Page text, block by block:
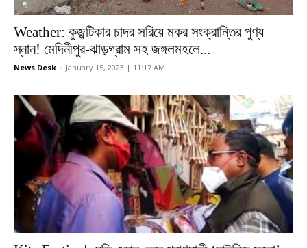
Weather: কুজ্ঝটিকার চাদর সরিয়ে মকর সংক্রান্তির পুণ্য
স্নান! মেদিনীপুর-ঝাড়গ্রাম সহ জঙ্গলমহলে...
News Desk - January 15, 2023 | 11:17 AM